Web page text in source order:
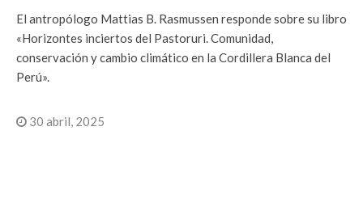
El antropólogo Mattias B. Rasmussen responde sobre su libro
«Horizontes inciertos del Pastoruri. Comunidad,
conservación y cambio climático en la Cordillera Blanca del
Perú».
30 abril, 2025